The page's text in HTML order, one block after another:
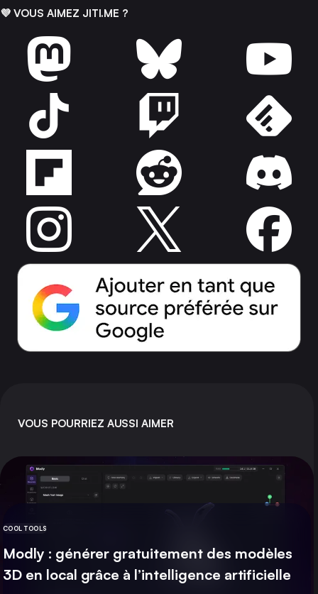
💜 VOUS AIMEZ JITI.ME ?
VOUS POURRIEZ AUSSI AIMER
CATÉGORIE
COOL TOOLS
Modly : générer gratuitement des modèles
3D en local grâce à l’intelligence artificielle